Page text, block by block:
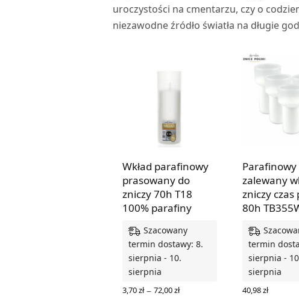
uroczystości na cmentarzu, czy o
niezawodne źródło światła na długie
Wkład parafinowy
prasowany do
zniczy 70h T18
100% parafiny
Szacowany
termin dostawy: 8.
sierpnia - 10.
sierpnia
3,70zł – 72,00złZakres
Parafinowy
zalewany
zniczy czas
80h
termin
sierpnia -
sierpnia
40,98zł